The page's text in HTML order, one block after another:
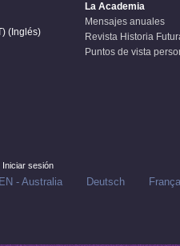
(Inglés)
La Academia
Mensajes anuales
Revista Historia
Puntos de vista
Iniciar sesión
EN - Australia Deutsch